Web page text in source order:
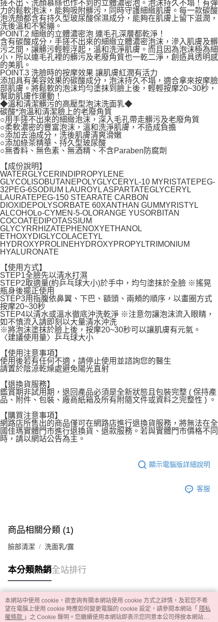
搓不出、洗顏慕絲也作不到的立體濃密泡。泡沫持久不塌！有彈
力的鬆軟泡沫，能夠吸附髒污，同時守護細緻肌膚。每一款碳酸
泡洗顏都含有持久型玻尿酸保濕成分，能夠在肌膚上留下滋潤，
洗後溫和不緊繃。
POINT.2 細緻的立體濃密泡 連毛孔深層都乾淨！
含有碳酸成分，手搓不出來的細緻立體濃密泡沫，滲入肌膚及髒
污之間，讓髒污輕輕浮起，溫和洗淨肌膚。而且因為泡沫極為細
小，所以連毛孔裡的髒污及老廢角質也一乾二淨，創造具透明感
的美肌。
POINT.3 洗臉時的按摩效果 讓肌膚紅潤有活力
添加具有美容效果的碳酸成分，泡沫持久不塌，適合拿來按摩臉
部肌膚。將鬆軟的泡沫均勻塗抹到臉上後，輕輕按摩20~30秒，
幫助肌膚作運動！
◆溫和清潔髒污的高壓型泡沫洗面乳◆
碳酸*泡溫和清潔臉上的老廢角質
○用手搓不出來的細緻泡沫，深入毛孔帶走髒污及老廢角質
○柔軟濃密的豐富泡沫，溫和洗淨肌膚，不造成負擔
○添加去油成分，洗後肌膚清爽滑嫩
○添加綠茶精華、持久型玻尿酸
○無香料、無色素、無酒精、不含Paraben防腐劑
【成份說明】
WATERGLYCERINDIPROPYLENE
GLYCOLISOBUTANEPOLYGLYCERYL-10 MYRISTATEPEG-
32PEG-6SODIUM LAUROYL ASPARTATEGLYCERYL
LAURATEPEG-150 STEARATE CARBON
DIOXIDEPOLYSORBATE 60XANTHAN GUMMYRISTYL
ALCOHOLo-CYMEN-5-OLORANGE YUSORBITAN
COCOATEDIPOTASSIUM
GLYCYRRHIZATEPHENOXYETHANOL
ETHOXYDIGLYCOLACETYL
HYDROXYPROLINEHYDROXYPROPYLTRIMONIUM
HYALURONATE
【使用方式】
STEP1全臉先以清水打濕
STEP2取適量(約乒乓球大小)於手中，均勻塗抹於全臉 ※搖晃
瓶身後擺正使用
STEP3用指腹依鼻翼、下巴、額頭、兩頰的順序，以畫圈方式
按摩20~30秒
STEP4以清水或溫水徹底沖洗乾淨 ※注意勿讓泡沫流入眼睛，
如不慎流入請即刻以大量清水沖洗
※將泡沫塗抹於臉上後，按摩20~30秒可以讓肌膚有元氣。
〈建議使用量〉乒乓球大小
【使用注意事項】
使用後若有任何不適，請停止使用並諮詢您的醫生
請置於陰涼乾燥處避免陽光直射
【退換貨服務】
鑑賞期非試用期，退回產品必須是全新狀態且包裝完整 ( 保持產
品、附件、包裝、廠商紙箱及所有附隨文件或資料之完整性 ) 。
【購買注意事項】
網路店所售出的商品僅可在網路店進行退換貨服務，將無法在全
國佳瑪實體門市進行退換貨、退款服務。若與實體門市價格不同
時，請以網站公告為主。
顯示電腦版詳細說明
客服
商品相關分類 (1)
臉部清潔 洗面乳/露
本分類熱銷全站排行
熱門標籤
本網站中使用 cookie，欲查詢有關本網站使用 cookie 方式之詳情，及若您不希
望在電腦上使用 cookie 時應如何變更電腦的 cookie 設定，請參閱本網站「 隱私
權條款 」之 Cookie 聲明。您繼續使用本網站即表示您同意本公司得按本網站使